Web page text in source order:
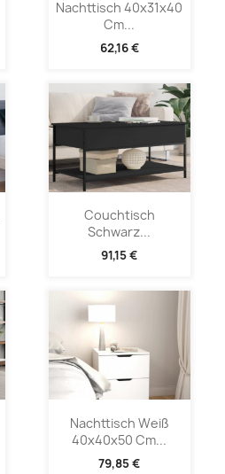
Nachttisch 40x31x40
Cm...
62,16 €
Couchtisch
Schwarz...
91,15 €
Nachttisch Weiß
40x40x50 Cm...
79,85 €